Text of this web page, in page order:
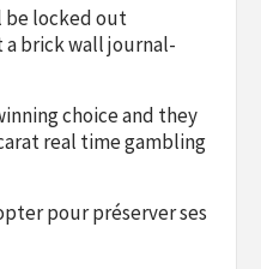
be locked out
brick wall journal-
choice and they
real time gambling
pour préserver ses